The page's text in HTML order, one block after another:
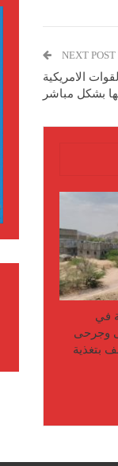
NEXT POST
الامريكية
بشكل مباشر
في
وجرحى
بتغذية